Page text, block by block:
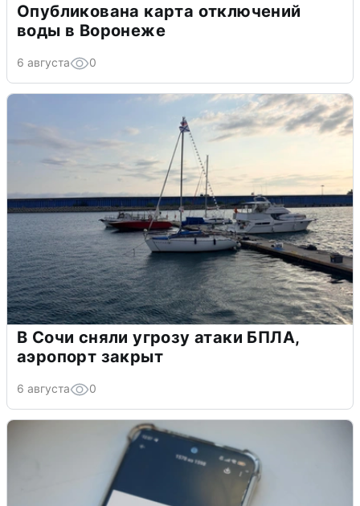
Опубликована карта отключений
воды в Воронеже
6 августа 0
В Сочи сняли угрозу атаки БПЛА,
аэропорт закрыт
6 августа 0